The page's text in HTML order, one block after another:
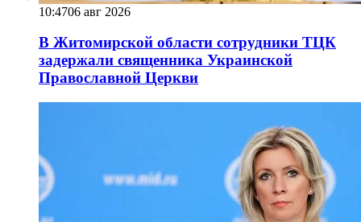
10:4706 авг 2026
В Житомирской области сотрудники ТЦК
задержали священника Украинской
Православной Церкви